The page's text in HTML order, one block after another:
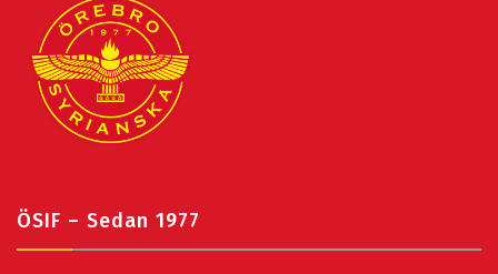
ÖSIF – Sedan 1977